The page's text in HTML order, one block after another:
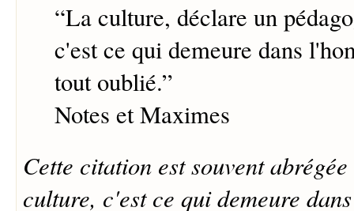
“La culture, déclare un
c'est ce qui demeure dans
tout oublié.”
Notes et Maximes
Cette citation est souvent
culture, c'est ce qui demeure